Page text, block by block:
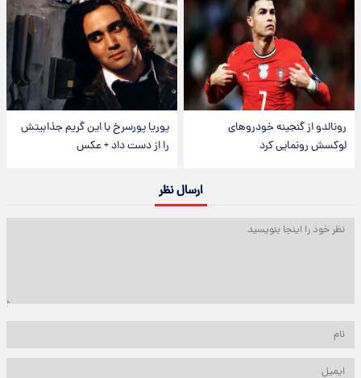
رونالدو از گنجینه خودروهای
لوکسش رونمایی کرد
پوریا پورسرخ با این گریم جذابیتش
را از دست داد + عکس
ارسال نظر